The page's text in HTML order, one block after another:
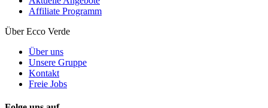
Affiliate Programm
Über Ecco Verde
Über uns
Unsere Gruppe
Kontakt
Freie Jobs